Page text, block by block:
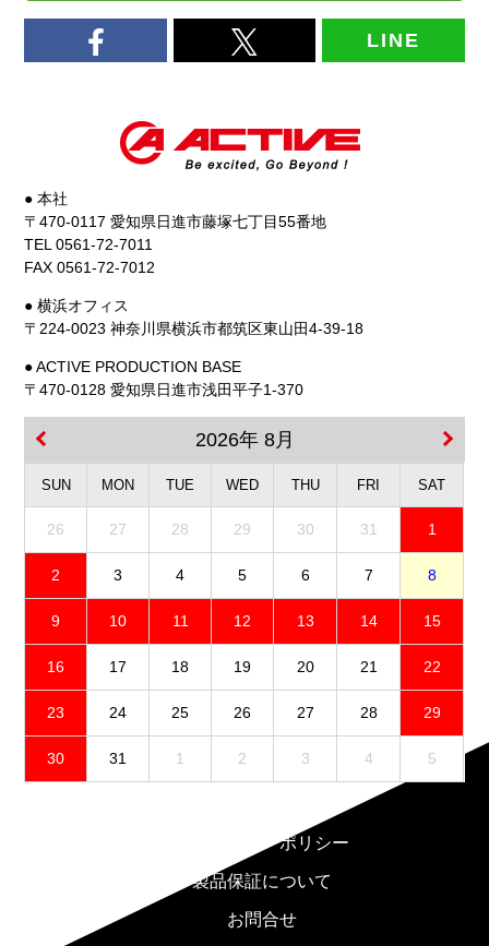
LINE
● 本社
〒470-0117 愛知県日進市藤塚七丁目55番地
TEL 0561-72-7011
FAX 0561-72-7012
● 横浜オフィス
〒224-0023 神奈川県横浜市都筑区東山田4-39-18
● ACTIVE PRODUCTION BASE
〒470-0128 愛知県日進市浅田平子1-370
2026年 8月
SUN MON TUE WED THU FRI SAT
26 27 28 29 30 31 1
2 3 4 5 6 7 8
9 10 11 12 13 14 15
16 17 18 19 20 21 22
23 24 25 26 27 28 29
30 31 1 2 3 4 5
プライバシーポリシー
製品保証について
お問合せ